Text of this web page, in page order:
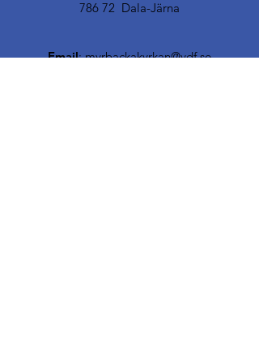
786 72 Dala-Järna
Email:myrbackakyrkan@vdf.se